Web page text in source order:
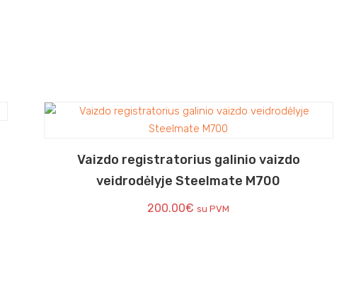
Vaizdo registratorius galinio vaizdo
veidrodėlyje Steelmate M700
200.00€ su PVM